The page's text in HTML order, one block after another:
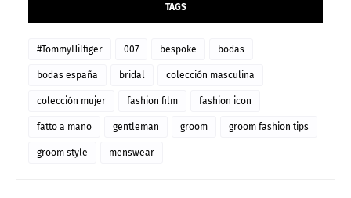
TAGS
#TommyHilfiger 007 bespoke bodas
bodas españa bridal colección masculina
colección mujer fashion film fashion icon
fatto a mano gentleman groom groom fashion tips
groom style menswear